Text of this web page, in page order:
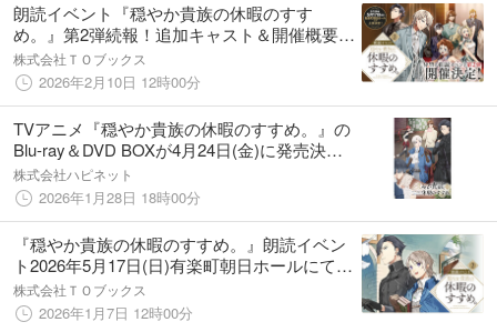
朗読イベント『穏やか貴族の休暇のすす
め。』第2弾続報！追加キャスト＆開催概要が
解禁！
株式会社ＴＯブックス
2026年2月10日 12時00分
TVアニメ『穏やか貴族の休暇のすすめ。』の
Blu-ray＆DVD BOXが4月24日(金)に発売決
定！！
株式会社ハピネット
2026年1月28日 18時00分
『穏やか貴族の休暇のすすめ。』朗読イベン
ト2026年5月17日(日)有楽町朝日ホールにて上
演決定！
株式会社ＴＯブックス
2026年1月7日 12時00分